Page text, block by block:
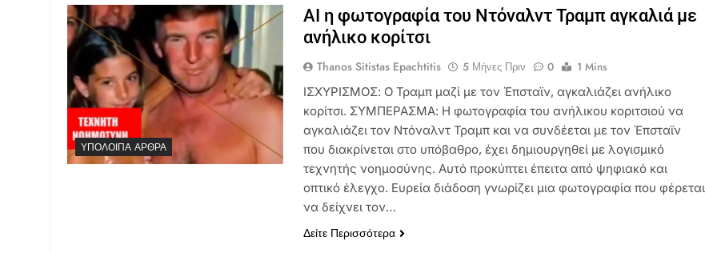
ΥΠΌΛΟΙΠΑ ΆΡΘΡΑ
AI η φωτογραφία του Ντόναλντ Τραμπ αγκαλιά με
ανήλικο κορίτσι
Thanos Sitistas Epachtitis 5 Μήνες Πριν 0
1 Mins
ΙΣΧΥΡΙΣΜΟΣ: Ο Τραμπ μαζί με τον Έπσταϊν, αγκαλιάζει ανήλικο
κορίτσι. ΣΥΜΠΕΡΑΣΜΑ: Η φωτογραφία του ανήλικου κοριτσιού να
αγκαλιάζει τον Ντόναλντ Τραμπ και να συνδέεται με τον Έπσταϊν
που διακρίνεται στο υπόβαθρο, έχει δημιουργηθεί με λογισμικό
τεχνητής νοημοσύνης. Αυτό προκύπτει έπειτα από ψηφιακό και
οπτικό έλεγχο. Ευρεία διάδοση γνωρίζει μια φωτογραφία που φέρεται
να δείχνει τον…
Δείτε Περισσότερα